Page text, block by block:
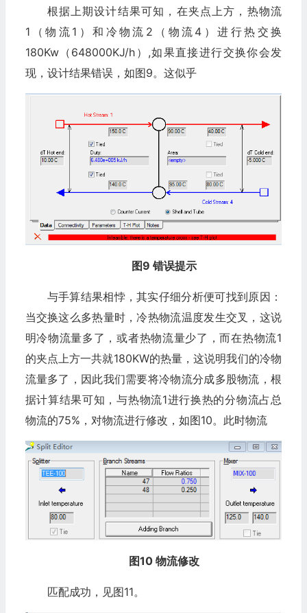
根据上期设计结果可知，在夹点上方，热物流
1（物流1）和冷物流2（物流4）进行热交换
180Kw（648000KJ/h）,如果直接进行交换你会发
现，设计结果错误，如图9。这似乎
图9 错误提示
与手算结果相悖，其实仔细分析便可找到原因：
当交换这么多热量时，冷热物流温度发生交叉，这说
明冷物流量多了，或者热物流量少了，而在热物流1
的夹点上方一共就180KW的热量，这说明我们的冷物
流量多了，因此我们需要将冷物流分成多股物流，根
据计算结果可知，与热物流1进行换热的分物流占总
物流的75%，对物流进行修改，如图10。此时物流
图10 物流修改
匹配成功，见图11。